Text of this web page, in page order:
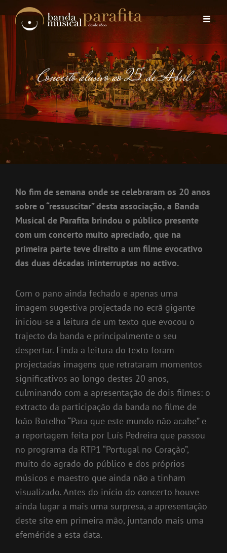
Concerto alusivo ao 25 de Abril
No fim de semana onde se celebraram os 20 anos
sobre o “ressuscitar” desta associação, a Banda
Musical de Parafita brindou o público presente
com um concerto muito apreciado, que na
primeira parte teve direito a um filme evocativo
das duas décadas ininterruptas no activo.
Com o pano ainda fechado e apenas uma
imagem sugestiva projectada no ecrã gigante
iniciou-se a leitura de um texto que evocou o
trajecto da banda e principalmente o seu
despertar. Finda a leitura do texto foram
projectadas imagens que retrataram momentos
significativos ao longo destes 20 anos,
culminando com a apresentação de dois filmes: o
extracto da participação da banda no filme de
João Botelho “Para que este mundo não acabe” e
a reportagem feita por Luís Pedreira que passou
no programa da RTP1 “Portugal no Coração”,
muito do agrado do público e dos próprios
músicos e maestro que ainda não a tinham
visualizado. Antes do início do concerto houve
ainda lugar a mais uma surpresa, a apresentação
deste site em primeira mão, juntando mais uma
efeméride a esta data.